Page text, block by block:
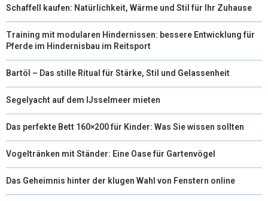
Schaffell kaufen: Natürlichkeit, Wärme und Stil für Ihr Zuhause
Training mit modularen Hindernissen: bessere Entwicklung für
Pferde im Hindernisbau im Reitsport
Bartöl – Das stille Ritual für Stärke, Stil und Gelassenheit
Segelyacht auf dem IJsselmeer mieten
Das perfekte Bett 160×200 für Kinder: Was Sie wissen sollten
Vogeltränken mit Ständer: Eine Oase für Gartenvögel
Das Geheimnis hinter der klugen Wahl von Fenstern online